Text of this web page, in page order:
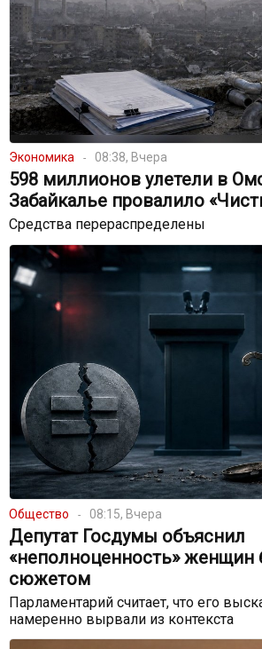
Экономика 08:38, Вчера
598 миллионов улетели в
Забайкалье провалило
Средства перераспределены
Общество 08:15, Вчера
Депутат Госдумы объяснил
«неполноценность» женщин
сюжетом
Парламентарий считает, что его
намеренно вырвали из контекста